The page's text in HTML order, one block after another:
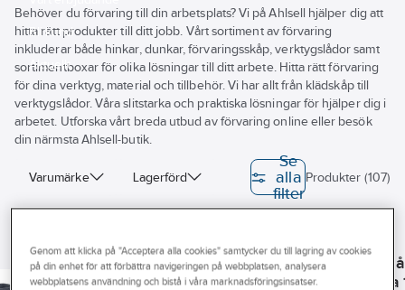
Bli kund
Aktuellt
Behöver du förvaring till din arbetsplats? Vi på Ahlsell hjälper dig att
hitta rätt produkter till ditt jobb. Vårt sortiment av förvaring
inkluderar både hinkar, dunkar, förvaringsskåp, verktygslådor samt
sortimentboxar för olika lösningar till ditt arbete. Hitta rätt förvaring
för dina verktyg, material och tillbehör. Vi har allt från klädskåp till
verktygslådor. Våra slitstarka och praktiska lösningar för hjälper dig i
arbetet. Utforska vårt breda utbud av förvaring online eller besök
din närmsta Ahlsell-butik.
Varumärke Lagerförd
Egenskap
Byggvarubedömningen
REACH – Fri från Kandidatämne
Se
alla
filter
Produkter (107)
NORDISKA PLAST AB
Källsorteringssats
Sopkärl Patricia
NORDISKA PLAST AB
Källsorteringssats
HYKAB
Genom att klicka på "Acceptera alla cookies" samtycker du till lagring av cookies
på din enhet för att förbättra navigeringen på webbplatsen, analysera
webbplatsens användning och bistå i våra marknadsföringsinsatser.